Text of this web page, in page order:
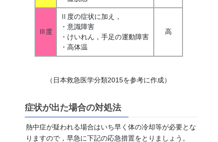
Ⅲ度
Ⅱ度の症状に加え，
・意識障害
・けいれん，手足の運動障害
・高体温
高
（日本救急医学分類2015を参考に作成）
症状が出た場合の対処法
熱中症が疑われる場合はいち早く体の冷却等が必要とな
りますので，早急に下記の応急措置をとりましょう。